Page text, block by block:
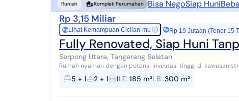
Rumah Komplek Perumahan Bisa NegoSiap Huni
Rp 3,15 Miliar
RpLihat Kemampuan Cicilan-mu ⓘ Rp 19 Jutaan (Tenor 15
Fully Renovated, Siap Huni
Serpong Utara, Tangerang Selatan
Rumah nyaman dengan potensi investasi tinggi di kawasan
mudah, dan harga kompetitif menjadikan proper...
5 + 1 2 + 1 1LT: 185 m²LB: 300 m²